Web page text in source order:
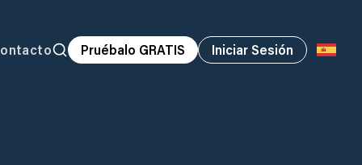
Pruébalo GRATIS Iniciar Sesión